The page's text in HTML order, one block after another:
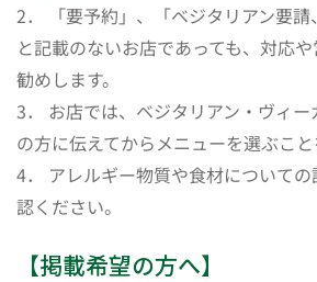
2． 「要予約」、「ベジタリアン要請
と記載のないお店であっても、対応
勧めします。
3． お店では、ベジタリアン・ヴィ
の方に伝えてからメニューを選ぶこと
4． アレルギー物質や食材について
認ください。
【掲載希望の方へ】